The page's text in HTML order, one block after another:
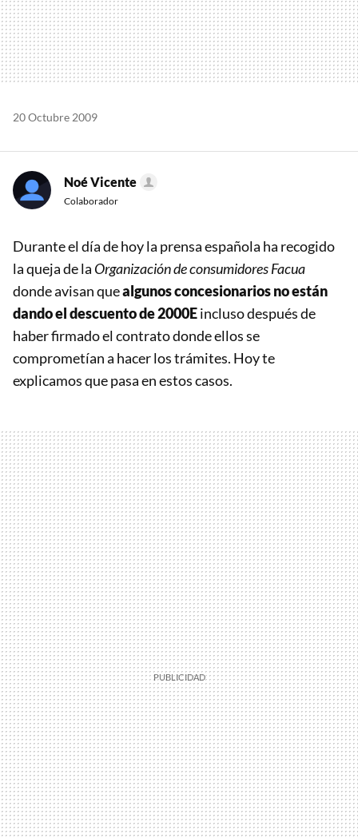
20 Octubre 2009
Noé Vicente
Colaborador
Durante el día de hoy la prensa española ha recogido
la queja de la Organización de consumidores Facua
donde avisan quealgunos concesionarios no están
dando el descuento de 2000Eincluso después de
haber firmado el contrato donde ellos se
comprometían a hacer los trámites. Hoy te
explicamos que pasa en estos casos.